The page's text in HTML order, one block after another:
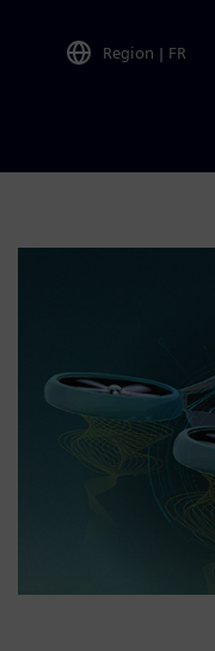
Region | FR